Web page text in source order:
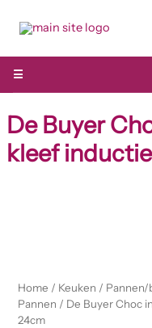
naar
inhoud
☰
De Buyer
kleef
Home / Keuken / Pannen/
Pannen / De Buyer Choc
24cm
kleef
inductie
koekenpan